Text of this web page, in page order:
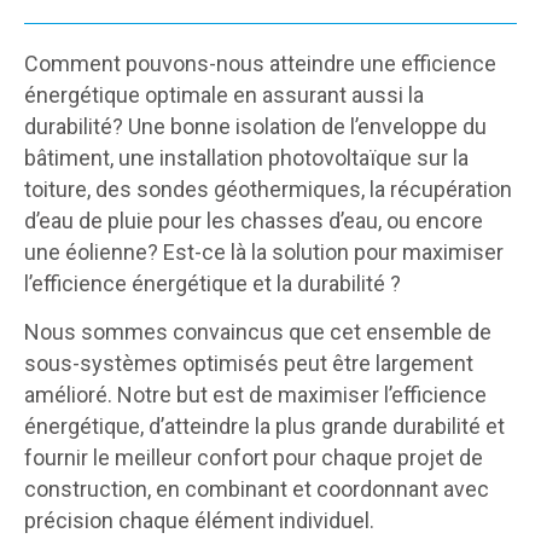
Comment pouvons-nous atteindre une efficience
énergétique optimale en assurant aussi la
durabilité? Une bonne isolation de l’enveloppe du
bâtiment, une installation photovoltaïque sur la
toiture, des sondes géothermiques, la récupération
d’eau de pluie pour les chasses d’eau, ou encore
une éolienne? Est-ce là la solution pour maximiser
l’efficience énergétique et la durabilité ?
Nous sommes convaincus que cet ensemble de
sous-systèmes optimisés peut être largement
amélioré. Notre but est de maximiser l’efficience
énergétique, d’atteindre la plus grande durabilité et
fournir le meilleur confort pour chaque projet de
construction, en combinant et coordonnant avec
précision chaque élément individuel.